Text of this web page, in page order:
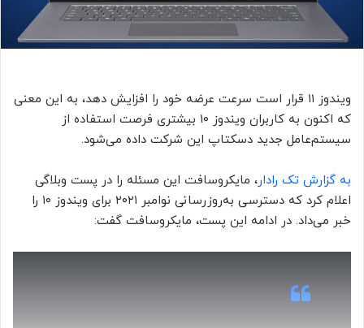
ویندوز ۱۱ قرار است سرعت عرضه خود را افزایش دهد، به این معنی
که اکنون به کاربران ویندوز ۱۰ بیشتری فرصت استفاده از
سیستم‌عامل جدید دسکتاپ این شرکت داده می‌شود.
به گزارش تک رادار، مایکروسافت این مسئله را در پست وبلاگی
اعلام کرد که دسترسی به‌روزرسانی نوامبر ۲۰۲۱ برای ویندوز ۱۰ را
خبر می‌داد. در ادامه این پست، مایکروسافت گفت: